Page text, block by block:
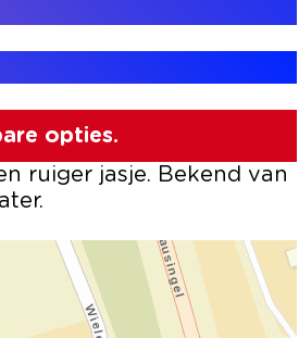
opties.
ruiger jasje. Bekend van